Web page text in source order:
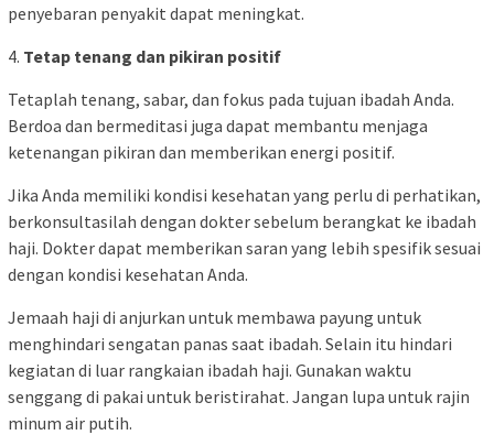
penyebaran penyakit dapat meningkat.
4. Tetap tenang dan pikiran positif
Tetaplah tenang, sabar, dan fokus pada tujuan ibadah Anda.
Berdoa dan bermeditasi juga dapat membantu menjaga
ketenangan pikiran dan memberikan energi positif.
Jika Anda memiliki kondisi kesehatan yang perlu di perhatikan,
berkonsultasilah dengan dokter sebelum berangkat ke ibadah
haji. Dokter dapat memberikan saran yang lebih spesifik sesuai
dengan kondisi kesehatan Anda.
Jemaah haji di anjurkan untuk membawa payung untuk
menghindari sengatan panas saat ibadah. Selain itu hindari
kegiatan di luar rangkaian ibadah haji. Gunakan waktu
senggang di pakai untuk beristirahat. Jangan lupa untuk rajin
minum air putih.